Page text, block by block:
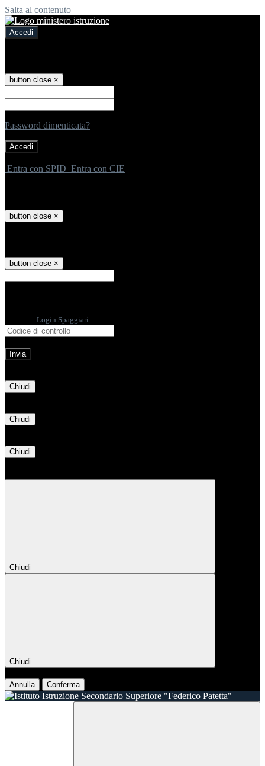
Salta al contenuto
Accedi
button close ×
Password dimenticata?
Entra con SPID Entra con CIE
button close ×
button close ×
Login Spaggiari
Chiudi
Chiudi
Chiudi
Chiudi
Chiudi
Annulla Conferma